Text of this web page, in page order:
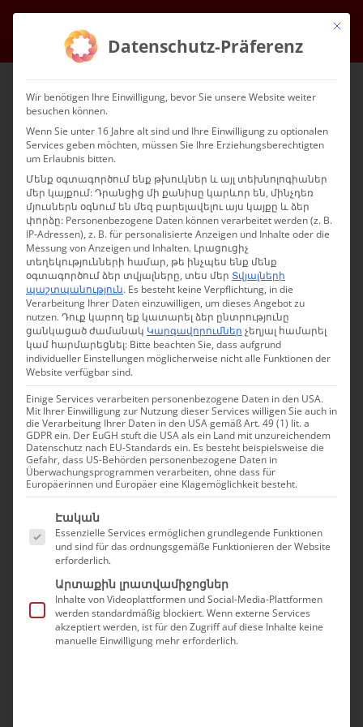
Անցեք
բովանդակությանը
Go to...
Սուրբ պատարագ և
խաղողի օրհնություն
Օգոստոսի 1-ին, 2023 թ | Ներկայումս
Կիսվեք այս հոդվածով:
Ֆեյսբուք
X RedditLinkedInWhatsapp
tumblrPinterest
Վկ Էլ
Առնչվող գրառումներ
Mit
Datenschutz-Präferenz
Wir benötigen Ihre Einwilligung, bevor Sie unsere Website weiter
besuchen können.
Wenn Sie unter 16 Jahre alt sind und Ihre Einwilligung zu optionalen
Services geben möchten, müssen Sie Ihre Erziehungsberechtigten
um Erlaubnis bitten.
Մենք օգտագործում ենք թխուկներ և այլ տեխնոլոգիաներ
մեր կայքում: Դրանցից մի քանիսը կարևոր են, մինչդեռ
մյուսներն օգնում են մեզ բարելավելու այս կայքը և ձեր
փորձը: Personenbezogene Daten können verarbeitet werden (z. B.
IP-Adressen), z. B. für personalisierte Anzeigen und Inhalte oder die
Messung von Anzeigen und Inhalten. Լրացուցիչ
տեղեկությունների համար, թե ինչպես ենք մենք
օգտագործում ձեր տվյալները, տես մեր Տվյալների
պաշտպանություն. Es besteht keine Verpflichtung, in die
Verarbeitung Ihrer Daten einzuwilligen, um dieses Angebot zu
nutzen.Դուք կարող եք կատարել ձեր ընտրությունը
ցանկացած ժամանակ Կարգավորումներ չեղյալ համարել
կամ հարմարեցնել: Bitte beachten Sie, dass aufgrund
individueller Einstellungen möglicherweise nicht alle Funktionen der
Website verfügbar sind.
Einige Services verarbeiten personenbezogene Daten in den USA.
Mit Ihrer Einwilligung zur Nutzung dieser Services willigen Sie auch in
die Verarbeitung Ihrer Daten in den USA gemäß Art. 49 (1) lit. a
GDPR ein. Der EuGH stuft die USA als ein Land mit unzureichendem
Datenschutz nach EU-Standards ein. Es besteht beispielsweise die
Gefahr, dass US-Behörden personenbezogene Daten in
Überwachungsprogrammen verarbeiten, ohne dass für
Europäerinnen und Europäer eine Klagemöglichkeit besteht.
Es folgt eine Liste der Service-Gruppen, für die eine
Էական
Essenzielle Services ermöglichen grundlegende Funktionen
und sind für das ordnungsgemäße Funktionieren der Website
erforderlich.
Արտաքին լրատվամիջոցներ
Inhalte von Videoplattformen und Social-Media-Plattformen
werden standardmäßig blockiert. Wenn externe Services
akzeptiert werden, ist für den Zugriff auf diese Inhalte keine
manuelle Einwilligung mehr erforderlich.